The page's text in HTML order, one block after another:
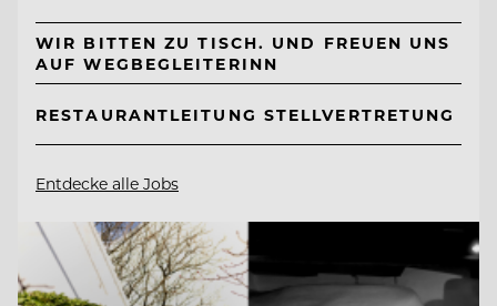
WIR BITTEN ZU TISCH. UND FREUEN UNS
AUF WEGBEGLEITERINN
RESTAURANTLEITUNG STELLVERTRETUNG
Entdecke alle Jobs